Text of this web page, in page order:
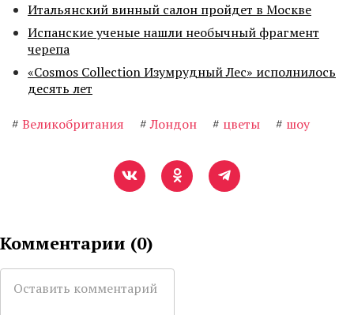
Итальянский винный салон пройдет в Москве
Испанские ученые нашли необычный фрагмент
черепа
«Cosmos Collection Изумрудный Лес» исполнилось
десять лет
# Великобритания # Лондон # цветы # шоу
Комментарии (0)